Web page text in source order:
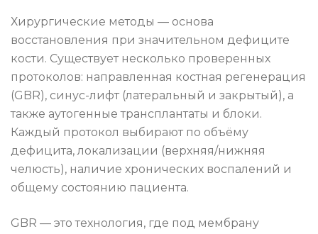
Хирургические методы — основа
восстановления при значительном дефиците
кости. Существует несколько проверенных
протоколов: направленная костная регенерация
(GBR), синус-лифт (латеральный и закрытый), а
также аутогенные трансплантаты и блоки.
Каждый протокол выбирают по объёму
дефицита, локализации (верхняя/нижняя
челюсть), наличие хронических воспалений и
общему состоянию пациента.
GBR — это технология, где под мембрану